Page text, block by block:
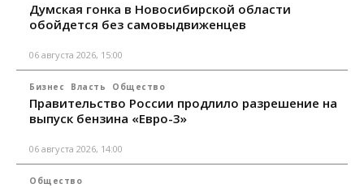
Думская гонка в Новосибирской области
обойдется без самовыдвиженцев
06 августа 2026, 15:00
Бизнес Власть Общество
Правительство России продлило разрешение на
выпуск бензина «Евро-3»
06 августа 2026, 14:00
Общество